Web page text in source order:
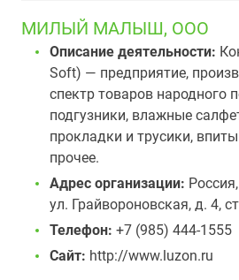
МИЛЫЙ МАЛЫШ, ООО
Описание деятельности:
Soft) — предприятие,
спектр товаров народного
подгузники, влажные
прокладки и трусики,
прочее.
Адрес организации:
ул. Грайвороновская, д. 4,
Телефон: +7 (985) 444-1555
Сайт: http://www.luzon.ru